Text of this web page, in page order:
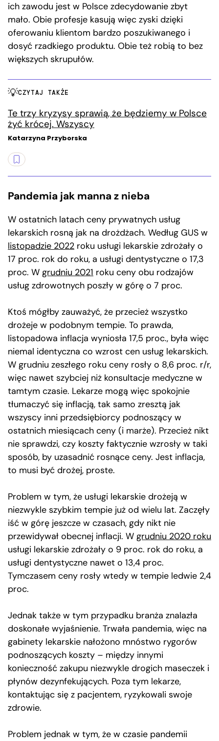
ich zawodu jest w Polsce zdecydowanie zbyt
mało. Obie profesje kasują więc zyski dzięki
oferowaniu klientom bardzo poszukiwanego i
dosyć rzadkiego produktu. Obie też robią to bez
większych skrupułów.
CZYTAJ TAKŻE
Te trzy kryzysy sprawią, że będziemy w Polsce
żyć krócej. Wszyscy
Katarzyna Przyborska
Pandemia jak manna z nieba
W ostatnich latach ceny prywatnych usług
lekarskich rosną jak na drożdżach. Według GUS w
listopadzie 2022 roku usługi lekarskie zdrożały o
17 proc. rok do roku, a usługi dentystyczne o 17,3
proc. W grudniu 2021 roku ceny obu rodzajów
usług zdrowotnych poszły w górę o 7 proc.
Ktoś mógłby zauważyć, że przecież wszystko
drożeje w podobnym tempie. To prawda,
listopadowa inflacja wyniosła 17,5 proc., była więc
niemal identyczna co wzrost cen usług lekarskich.
W grudniu zeszłego roku ceny rosły o 8,6 proc. r/r,
więc nawet szybciej niż konsultacje medyczne w
tamtym czasie. Lekarze mogą więc spokojnie
tłumaczyć się inflacją, tak samo zresztą jak
wszyscy inni przedsiębiorcy podnoszący w
ostatnich miesiącach ceny (i marże). Przecież nikt
nie sprawdzi, czy koszty faktycznie wzrosły w taki
sposób, by uzasadnić rosnące ceny. Jest inflacja,
to musi być drożej, proste.
Problem w tym, że usługi lekarskie drożeją w
niezwykle szybkim tempie już od wielu lat. Zaczęły
iść w górę jeszcze w czasach, gdy nikt nie
przewidywał obecnej inflacji. W grudniu 2020 roku
usługi lekarskie zdrożały o 9 proc. rok do roku, a
usługi dentystyczne nawet o 13,4 proc.
Tymczasem ceny rosły wtedy w tempie ledwie 2,4
proc.
Jednak także w tym przypadku branża znalazła
doskonałe wyjaśnienie. Trwała pandemia, więc na
gabinety lekarskie nałożono mnóstwo rygorów
podnoszących koszty – między innymi
konieczność zakupu niezwykle drogich maseczek i
płynów dezynfekujących. Poza tym lekarze,
kontaktując się z pacjentem, ryzykowali swoje
zdrowie.
Problem jednak w tym, że w czasie pandemii